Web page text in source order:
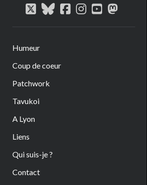
twitterbluesky
facebook
instagram
youtube
Humeur
Coup de coeur
Patchwork
Tavukoi
A Lyon
Liens
Qui suis-je ?
Contact